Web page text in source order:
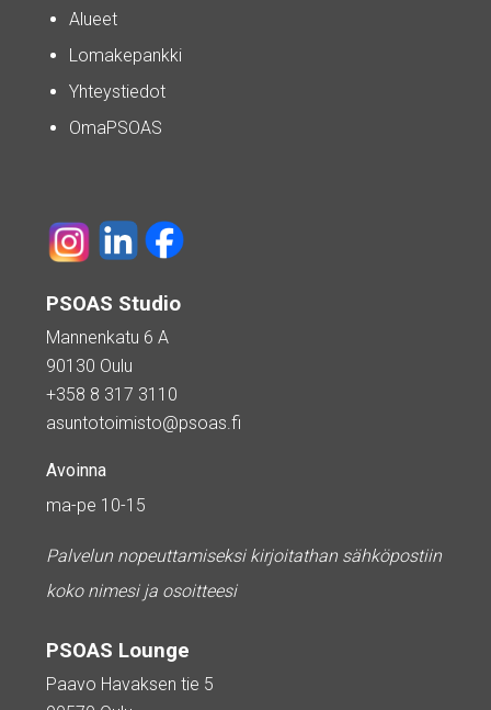
Alueet
Lomakepankki
Yhteystiedot
OmaPSOAS
PSOAS Studio
Mannenkatu 6 A
90130 Oulu
+358 8 317 3110
asuntotoimisto@psoas.fi
Avoinna
ma-pe 10-15
Palvelun nopeuttamiseksi kirjoitathan sähköpostiin
koko nimesi ja osoitteesi
PSOAS Lounge
Paavo Havaksen tie 5